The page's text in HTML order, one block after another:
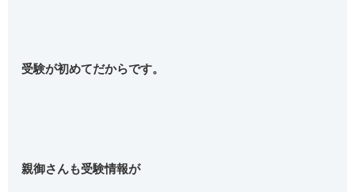
受験が初めてだからです。
親御さんも受験情報が